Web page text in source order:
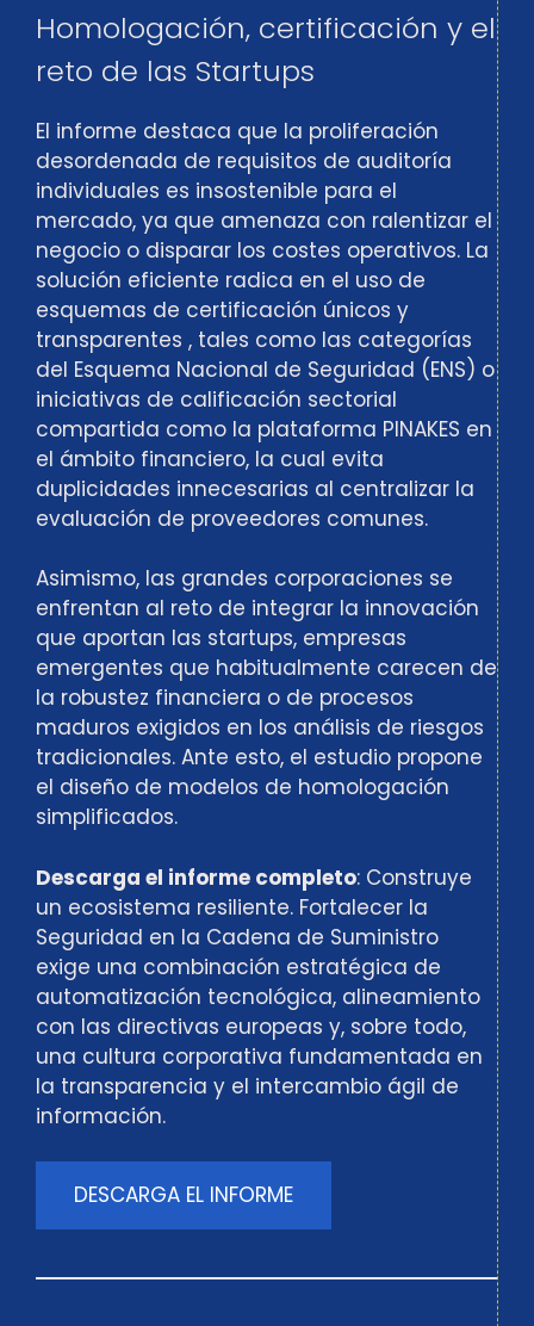
Homologación, certificación y el
reto de las Startups
El informe destaca que la proliferación
desordenada de requisitos de auditoría
individuales es insostenible para el
mercado, ya que amenaza con ralentizar el
negocio o disparar los costes operativos. La
solución eficiente radica en el uso de
esquemas de certificación únicos y
transparentes , tales como las categorías
del Esquema Nacional de Seguridad (ENS) o
iniciativas de calificación sectorial
compartida como la plataforma PINAKES en
el ámbito financiero, la cual evita
duplicidades innecesarias al centralizar la
evaluación de proveedores comunes.
Asimismo, las grandes corporaciones se
enfrentan al reto de integrar la innovación
que aportan las startups, empresas
emergentes que habitualmente carecen de
la robustez financiera o de procesos
maduros exigidos en los análisis de riesgos
tradicionales. Ante esto, el estudio propone
el diseño de modelos de homologación
simplificados.
Descarga el informe completo: Construye
un ecosistema resiliente. Fortalecer la
Seguridad en la Cadena de Suministro
exige una combinación estratégica de
automatización tecnológica, alineamiento
con las directivas europeas y, sobre todo,
una cultura corporativa fundamentada en
la transparencia y el intercambio ágil de
información.
DESCARGA EL INFORME